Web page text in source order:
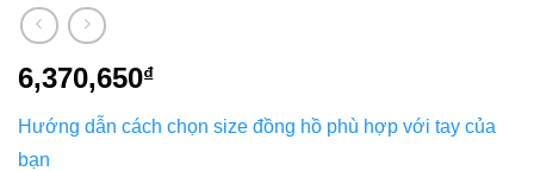
6,370,650₫
Hướng dẫn cách chọn size đồng hồ phù hợp với tay của
bạn